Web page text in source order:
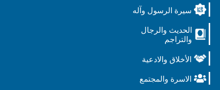
سيرة الرسول وآله
الحديث والرجال
والتراجم
الأخلاق والادعية
الاسرة والمجتمع